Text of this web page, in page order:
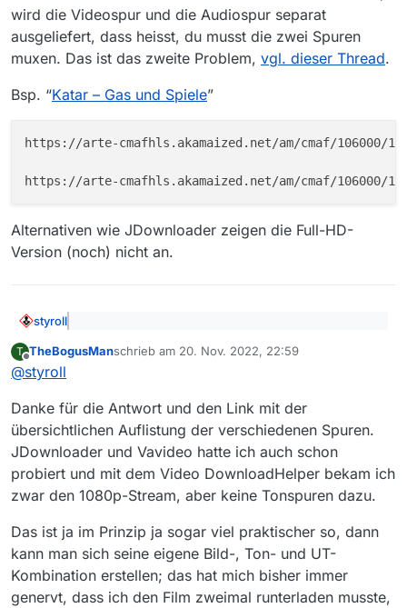
wird die Videospur und die Audiospur separat
ausgeliefert, dass heisst, du musst die zwei Spuren
muxen. Das ist das zweite Problem, vgl. dieser Thread.
Bsp. “Katar – Gas und Spiele”
https://arte-cmafhls.akamaized.net/am/cmaf/106000/
Alternativen wie JDownloader zeigen die Full-HD-
Version (noch) nicht an.
styroll
ob/wann in MV auch 1080p-Downloads möglich
APIv2 zu kriegen, während MV noch die alte
Schnittstelle APIv1 verwendet. Das ist das erste Problem.
Wenn du einen MP4-Direkt-Download in Full HD willst,
wird die Videospur und die Audiospur separat
ausgeliefert, dass heisst, du musst die zwei Spuren
muxen. Das ist das zweite Problem,vgl. dieser Thread
Bsp. “Katar – Gas und Spiele”
https://arte-cmafhls.akamaized.net/am/cmaf/
Alternativen wie JDownloader zeigen die Full-HD-
T
Offline
TheBogusManschrieb am 20. Nov. 2022, 22:59
zuletzt editiert von
@styroll
Danke für die Antwort und den Link mit der
übersichtlichen Auflistung der verschiedenen Spuren.
JDownloader und Vavideo hatte ich auch schon
probiert und mit dem Video DownloadHelper bekam ich
zwar den 1080p-Stream, aber keine Tonspuren dazu.
Das ist ja im Prinzip ja sogar viel praktischer so, dann
kann man sich seine eigene Bild-, Ton- und UT-
Kombination erstellen; das hat mich bisher immer
genervt, dass ich den Film zweimal runterladen musste,